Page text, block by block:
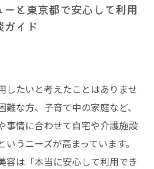
と東京都で安心して利用
ガイド
したいと考えたことはありませ
な方、子育て中の家庭など、
事情に合わせて自宅や介護施設
うニーズが高まっています。
容は「本当に安心して利用でき